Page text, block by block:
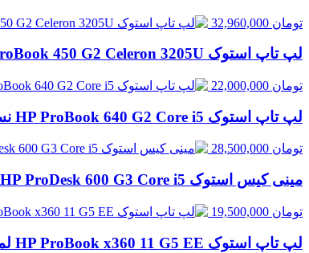
تومان
لپ تاپ استوک HP ProBook 450 G2 Celeron 3205U نسل 5 | 8GB RAM، 500GB HDD
تومان
لپ تاپ استوک HP ProBook 640 G2 Core i5 نسل 6 | 8GB RAM، 256GB SSD
تومان
مینی کیس استوک HP ProDesk 600 G3 Core i5 نسل 7 سایز SFF | قابل ارتقا با انتخاب رم و حافظه
تومان
لپ تاپ استوک HP ProBook x360 11 G5 EE لمسی Celeron N4120 | 4GB RAM، 128GB SSD